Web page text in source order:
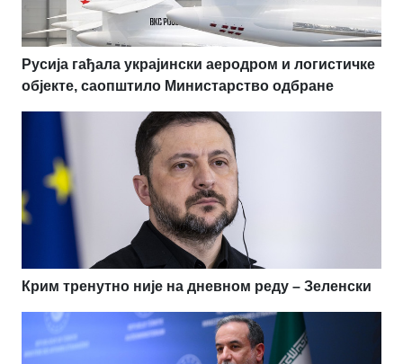
Русија гађала украјински аеродром и логистичке
објекте, саопштило Министарство одбране
Крим тренутно није на дневном реду – Зеленски